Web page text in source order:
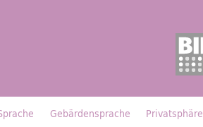
Gebärdensprache Privatsphäre